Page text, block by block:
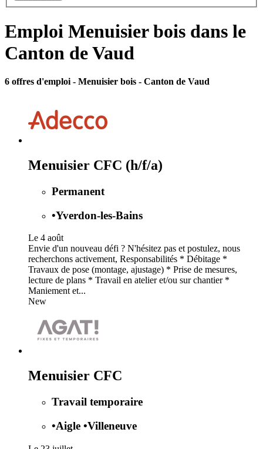
Emploi Menuisier bois dans le
Canton de Vaud
6 offres d'emploi - Menuisier bois - Canton de Vaud
Menuisier CFC (h/f/a)
Permanent
•Yverdon-les-Bains
Le 4 août
Envie d'un nouveau défi ? N'hésitez pas et postulez, nous
recherchons activement, Responsabilités * Débitage *
Travaux de pose (montage, ajustage) * Prise de mesures,
lecture de plans * Travail en atelier et/ou sur chantier *
Maniement et...
New
Menuisier CFC
Travail temporaire
•Aigle •Villeneuve